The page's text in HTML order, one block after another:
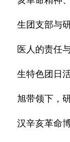
生团支部与
医人的责任
生特色团日
旭带领下，
汉辛亥革命